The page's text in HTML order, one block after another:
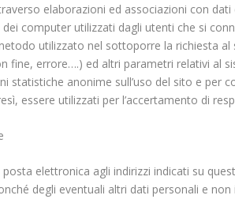
elaborazioni ed associazioni con
computer utilizzati dagli utenti che si
utilizzato nel sottoporre la richiesta
fine, errore….) ed altri parametri relativi al
statistiche anonime sull’uso del sito e
essere utilizzati per l’accertamento di
elettronica agli indirizzi indicati su
degli eventuali altri dati personali e non